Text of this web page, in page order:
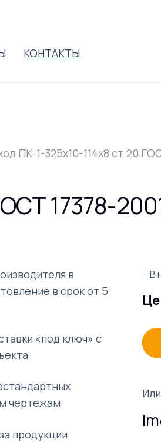
КОНТАКТЫ
ПК-1-325х10-114х8 ст.20
17378-
в
в срок от 5
«под ключ» с
чертежам
продукции
В